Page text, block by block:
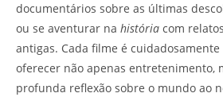
documentários sobre as últimas
ou se aventurar na história com
antigas. Cada filme é
oferecer não apenas entretenimento,
profunda reflexão sobre o mundo ao